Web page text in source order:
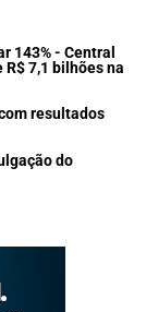
143% - Central
7,1 bilhões na
resultados
do